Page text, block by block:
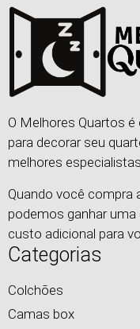
O Melhores Quartos
para decorar seu
melhores especialistas.
Quando você compra
podemos ganhar
custo adicional para
Categorias
Colchões
Camas box